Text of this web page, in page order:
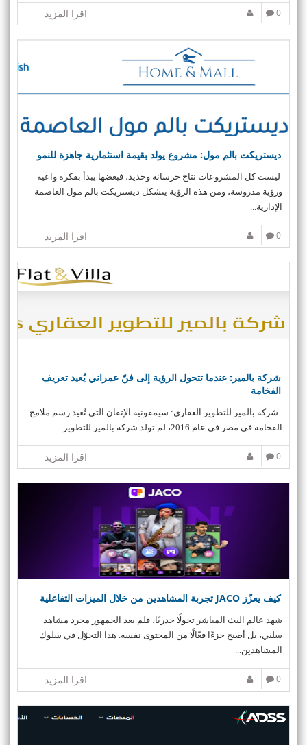
اقرا المزيد 0
ديستريكت بالم مول: مشروع يولد بقيمة استثمارية جاهزة للنمو
ليست كل المشروعات نتاج خرسانة وحديد، فبعضها يبدأ بفكرة واعية
ورؤية مدروسة، ومن هذه الرؤية يتشكل ديستريكت بالم مول العاصمة
الإدارية...
اقرا المزيد 0
شركة بالمير: عندما تتحول الرؤية إلى فنّ عمراني يُعيد تعريف
الفخامة
شركة بالمير للتطوير العقاري: سيمفونية الإتقان التي تُعيد رسم ملامح
الفخامة في مصر في عام 2016، لم تولد شركة بالمير للتطوير...
اقرا المزيد 0
كيف يعزّز JACO تجربة المشاهدين من خلال الميزات التفاعلية
شهد عالم البث المباشر تحولًا جذريًا، فلم يعد الجمهور مجرد مشاهد
سلبي، بل أصبح جزءًا فعّالًا من المحتوى نفسه. هذا التحوّل في سلوك
المشاهدين...
اقرا المزيد 0